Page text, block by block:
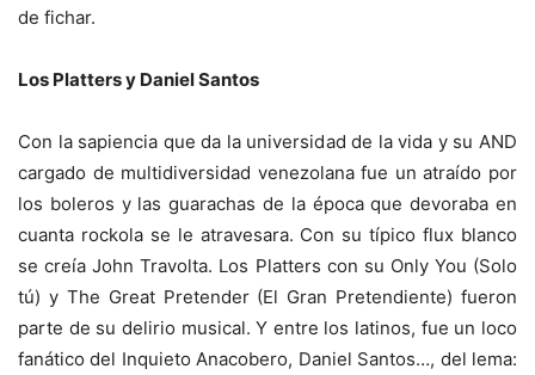
de fichar.
Los Platters y Daniel Santos
Con la sapiencia que da la universidad de la vida y su AND
cargado de multidiversidad venezolana fue un atraído por
los boleros y las guarachas de la época que devoraba en
cuanta rockola se le atravesara. Con su típico flux blanco
se creía John Travolta. Los Platters con su Only You (Solo
tú) y The Great Pretender (El Gran Pretendiente) fueron
parte de su delirio musical. Y entre los latinos, fue un loco
fanático del Inquieto Anacobero, Daniel Santos…, del lema: